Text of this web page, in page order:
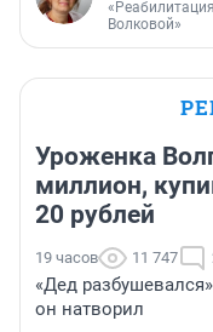
Волковой»
Уроженка
миллион,
20 рублей
19 часов 11 747
«Дед
он натворил